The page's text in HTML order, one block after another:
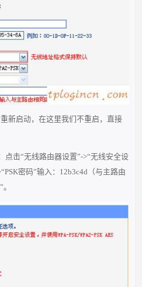
新启动，在这里我们不重启，直接
点击“无线路由器设置”->“无线安全设
密码”输入：12b3c4d（与主路由